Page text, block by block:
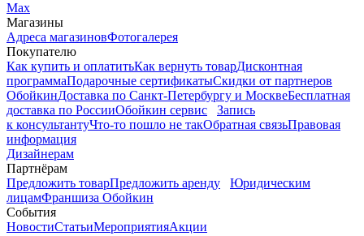
Max
Магазины
Адреса магазиновФотогалерея
Покупателю
Как купить и оплатитьКак вернуть товарДисконтная
программаПодарочные сертификатыСкидки от партнеров
ОбойкинДоставка по Санкт-Петербургу и МосквеБесплатная
доставка по РоссииОбойкин сервис
Запись
к консультантуЧто-то пошло не такОбратная связьПравовая
информация
Дизайнерам
Партнёрам
Предложить товарПредложить аренду
Юридическим
лицамФраншиза Обойкин
События
НовостиСтатьиМероприятияАкции